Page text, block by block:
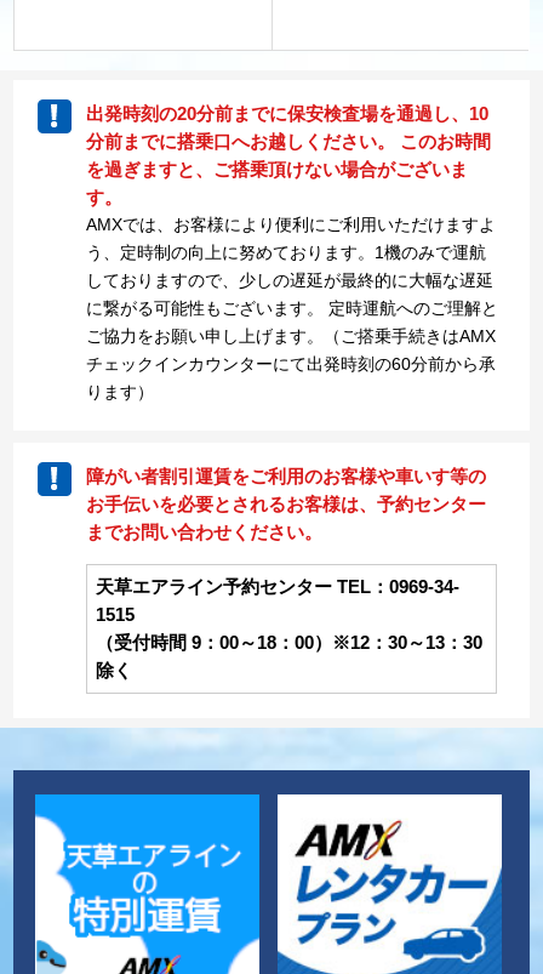
出発時刻の20分前までに保安検査場を通過し、10
分前までに搭乗口へお越しください。 このお時間
を過ぎますと、ご搭乗頂けない場合がございま
す。
AMXでは、お客様により便利にご利用いただけますよ
う、定時制の向上に努めております。1機のみで運航
しておりますので、少しの遅延が最終的に大幅な遅延
に繋がる可能性もございます。 定時運航へのご理解と
ご協力をお願い申し上げます。（ご搭乗手続きはAMX
チェックインカウンターにて出発時刻の60分前から承
ります）
障がい者割引運賃をご利用のお客様や車いす等の
お手伝いを必要とされるお客様は、予約センター
までお問い合わせください。
天草エアライン予約センター TEL：0969-34-
1515
（受付時間 9：00～18：00）※12：30～13：30
除く